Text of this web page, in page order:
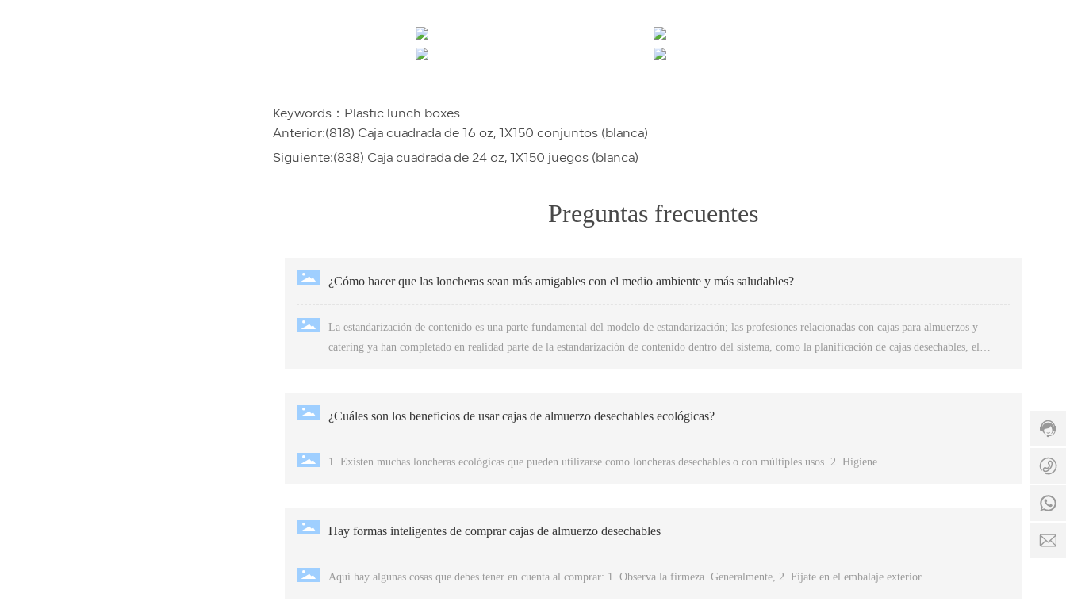
Keywords：
Plastic lunch boxes
Anterior:(818) Caja cuadrada de 16 oz, 1X150 conjuntos (blanca)
Siguiente:(838) Caja cuadrada de 24 oz, 1X150 juegos (blanca)
Preguntas frecuentes
¿Cómo hacer que las loncheras sean más amigables con el medio ambiente y más saludables?
La estandarización de contenido es una parte fundamental del modelo de estandarización; las profesiones relacionadas con cajas para almuerzos y
catering ya han completado en realidad parte de la estandarización de contenido dentro del sistema, como la planificación de cajas desechables, el
¿Cuáles son los beneficios de usar cajas de almuerzo desechables ecológicas?
1. Existen muchas loncheras ecológicas que pueden utilizarse como loncheras desechables o con múltiples usos. 2. Higiene.
Hay formas inteligentes de comprar cajas de almuerzo desechables
Aquí hay algunas cosas que debes tener en cuenta al comprar: 1. Observa la firmeza. Generalmente, 2. Fíjate en el embalaje exterior.
de